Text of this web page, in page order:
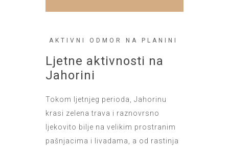
AKTIVNI ODMOR NA PLANINI
Ljetne aktivnosti na
Jahorini
Tokom ljetnjeg perioda, Jahorinu
krasi zelena trava i raznovrsno
ljekovito bilje na velikim prostranim
pašnjacima i livadama, a od rastinja